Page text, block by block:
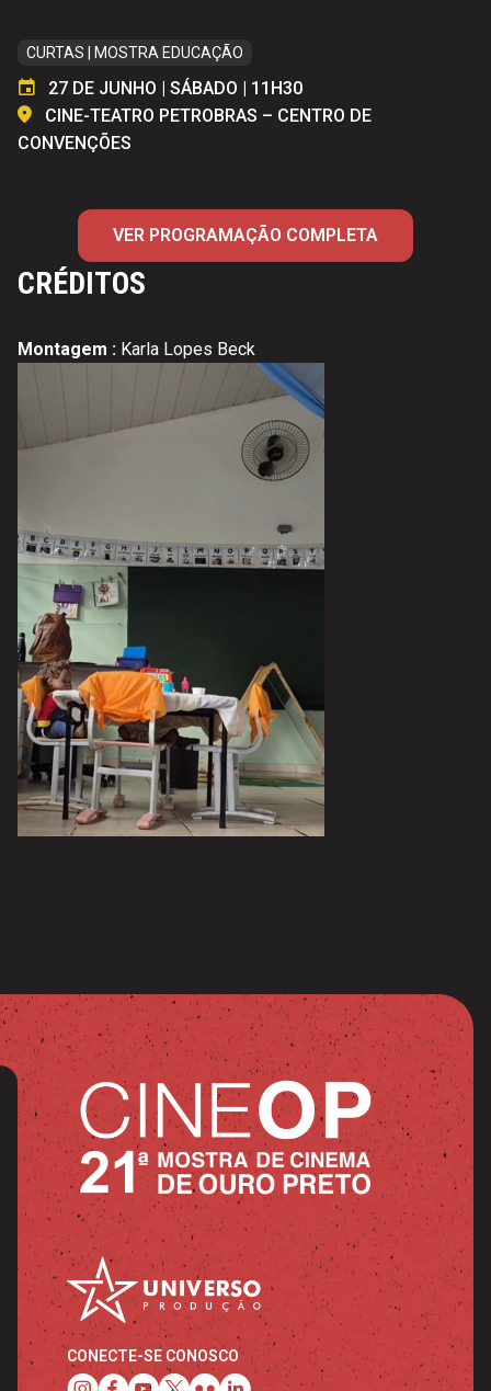
CURTAS | MOSTRA EDUCAÇÃO
27 DE JUNHO | SÁBADO | 11H30
CINE-TEATRO PETROBRAS – CENTRO DE
CONVENÇÕES
VER PROGRAMAÇÃO COMPLETA
CRÉDITOS
Montagem : Karla Lopes Beck
CONECTE-SE CONOSCO